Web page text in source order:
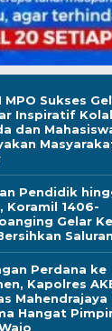
MPO Sukses
Inspiratif
dan
Pendidik
Koramil 1406-
Gelar
Perdana ke
Kapolres
Mahendrajaya
Hangat